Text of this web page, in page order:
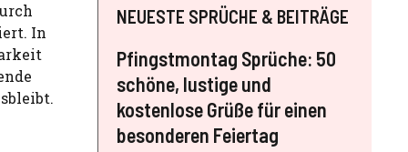
In
NEUESTE SPRÜCHE & BEITRÄGE
Pfingstmontag Sprüche: 50
schöne, lustige und
kostenlose Grüße für einen
besonderen Feiertag